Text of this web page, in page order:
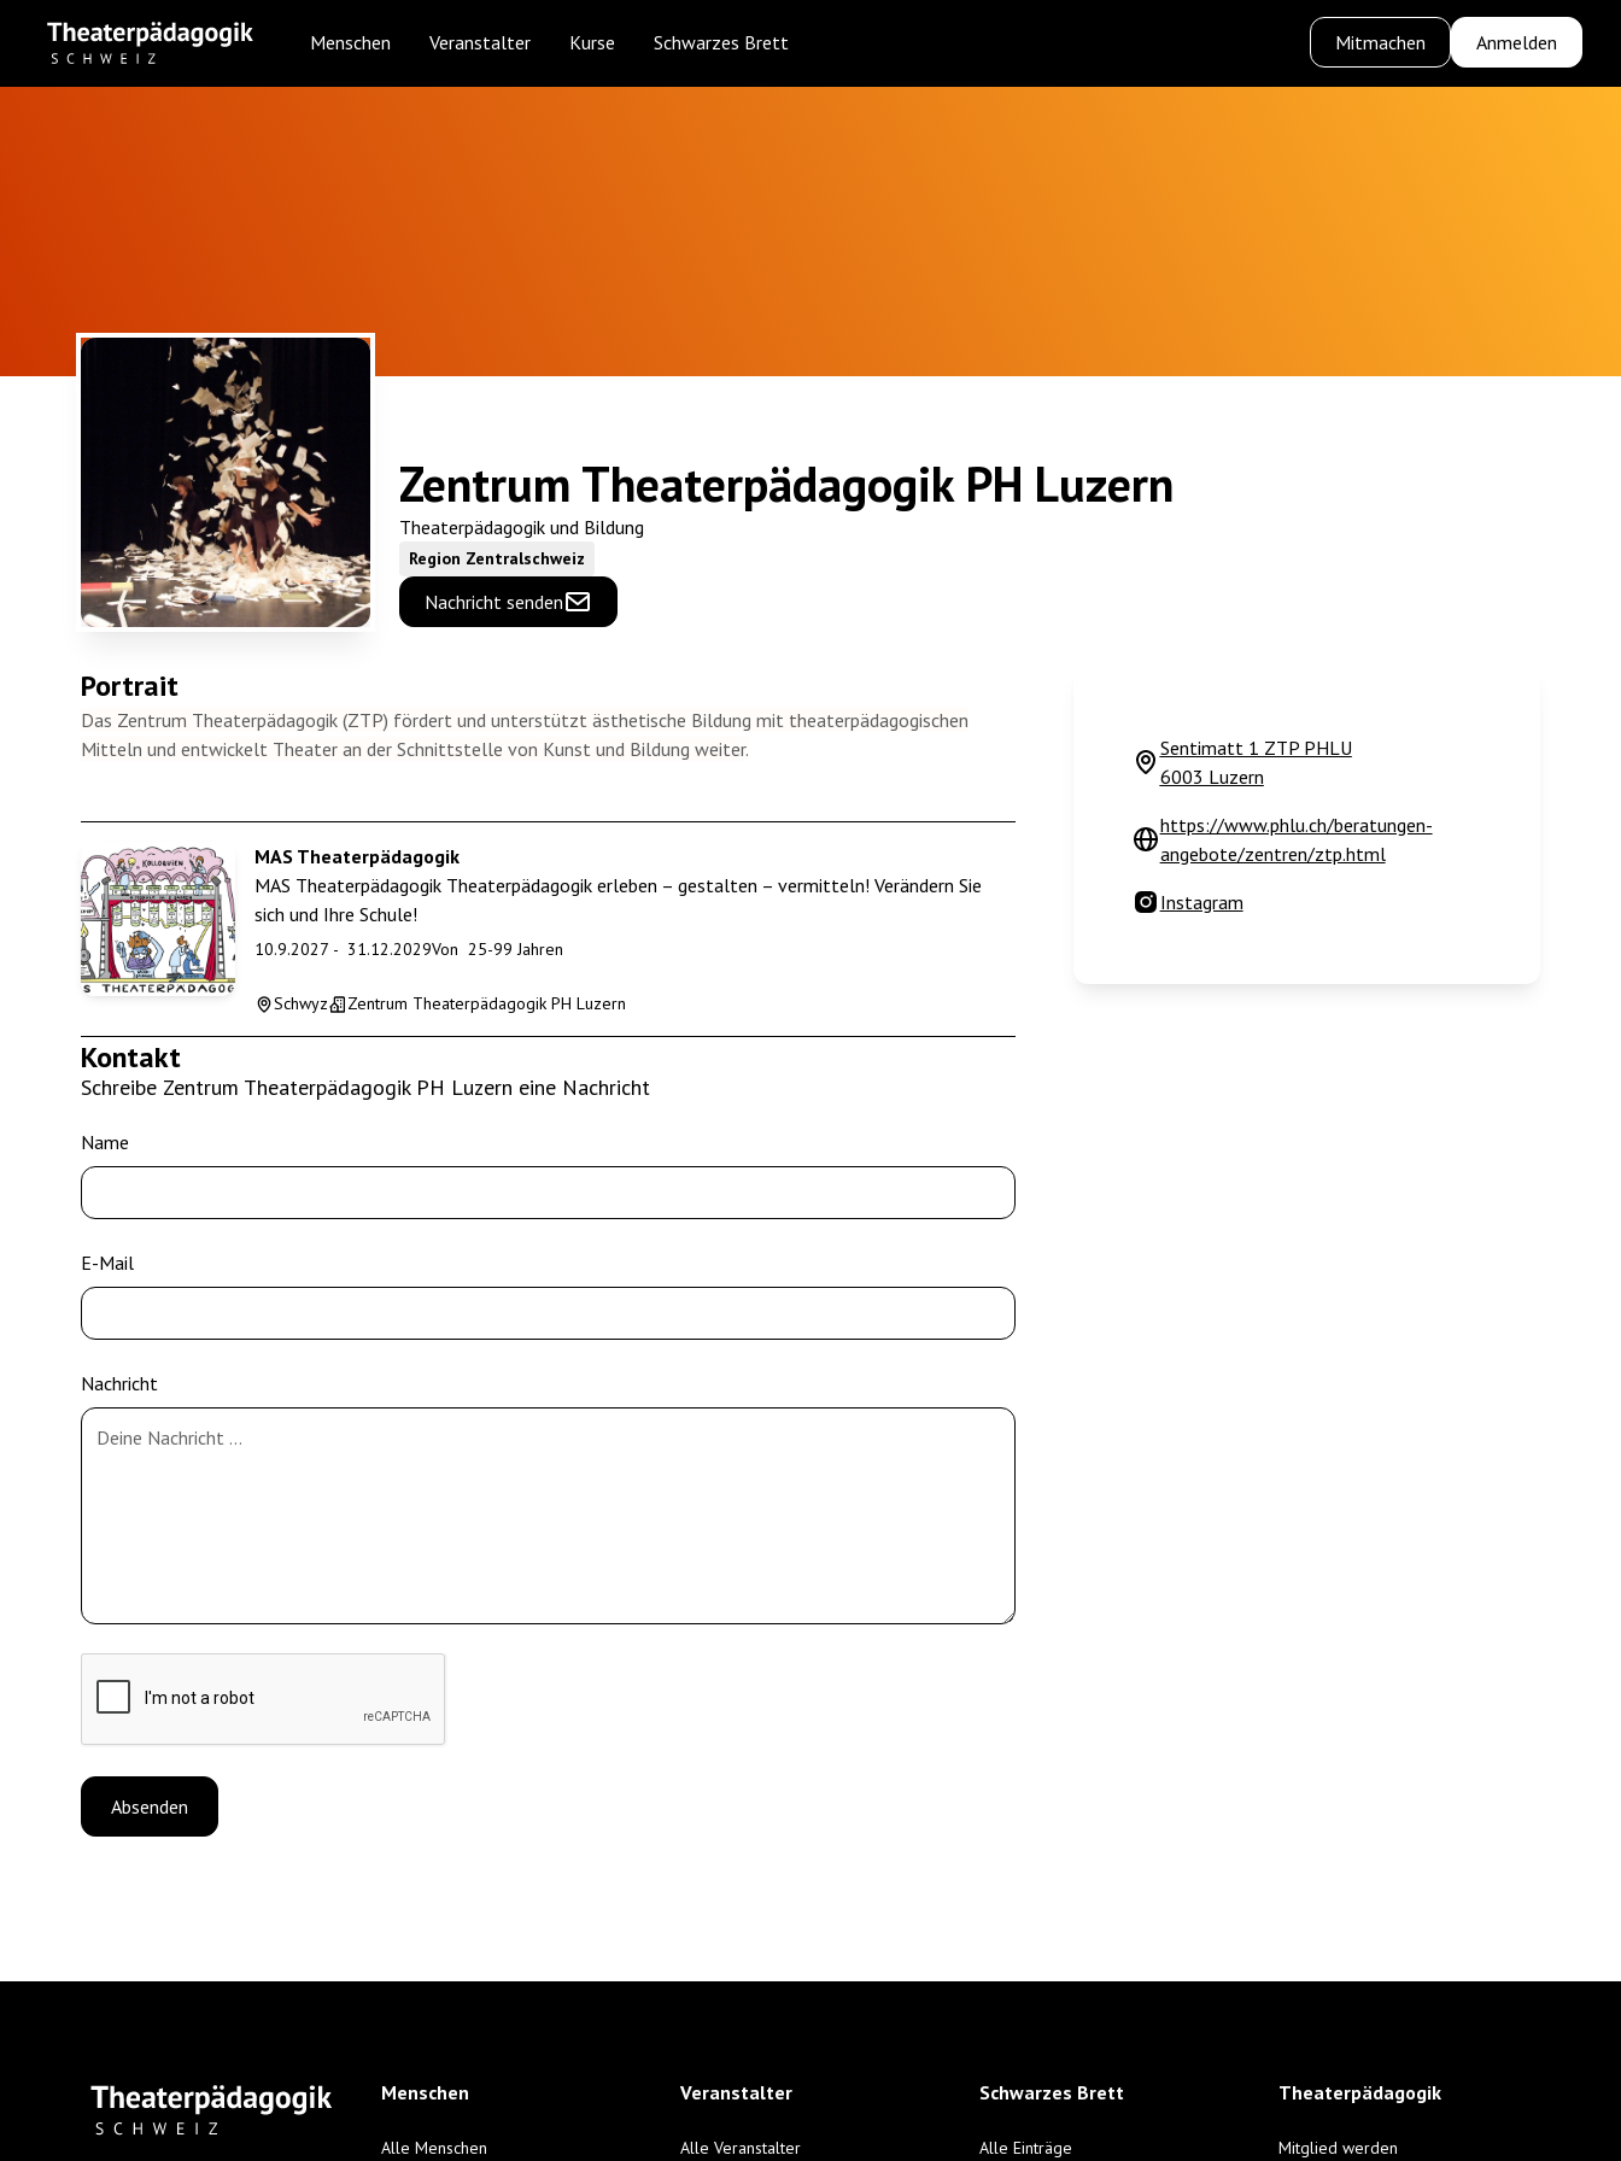
Menschen Veranstalter Kurse Schwarzes Brett Mitmachen Anmelden
Zentrum Theaterpädagogik PH Luzern
Theaterpädagogik und Bildung
Region Zentralschweiz
Nachricht senden
Portrait
Das Zentrum Theaterpädagogik (ZTP) fördert und unterstützt ästhetische Bildung mit theaterpädagogischen
Mitteln und entwickelt Theater an der Schnittstelle von Kunst und Bildung weiter.
MAS Theaterpädagogik
MAS Theaterpädagogik Theaterpädagogik erleben – gestalten – vermitteln! Verändern Sie
sich und Ihre Schule!
10.9.2027 - 31.12.2029Von25-99 Jahren
Schwyz Zentrum Theaterpädagogik PH Luzern
Kontakt
Schreibe Zentrum Theaterpädagogik PH Luzern eine Nachricht
Name
E-Mail
Nachricht
Sentimatt 1 ZTP PHLU
6003 Luzern
https://www.phlu.ch/beratungen-
angebote/zentren/ztp.html
Instagram
Menschen
Alle Menschen
Veranstalter
Alle Veranstalter
Schwarzes Brett
Alle Einträge
Theaterpädagogik
Mitglied werden